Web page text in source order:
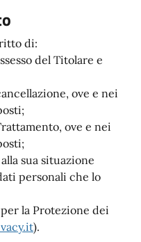
di:
del Titolare e
ove e nei
ove e nei
sua situazione
personali che lo
la Protezione dei
).